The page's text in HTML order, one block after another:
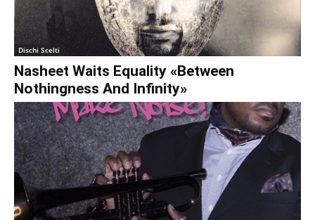
Dischi Scelti
Nasheet Waits Equality «Between
Nothingness And Infinity»